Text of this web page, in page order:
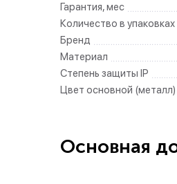
Гарантия, мес
Количество в упаковках
Бренд
Материал
Степень защиты IP
Цвет основной (металл)
Основная